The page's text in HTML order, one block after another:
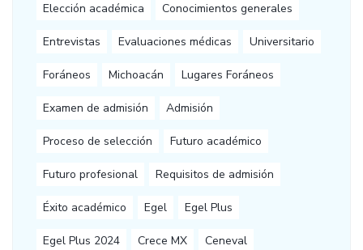
Elección académica Conocimientos generales
Entrevistas Evaluaciones médicas Universitario
Foráneos Michoacán Lugares Foráneos
Examen de admisión Admisión
Proceso de selección Futuro académico
Futuro profesional Requisitos de admisión
Éxito académico Egel Egel Plus
Egel Plus 2024 Crece MX Ceneval